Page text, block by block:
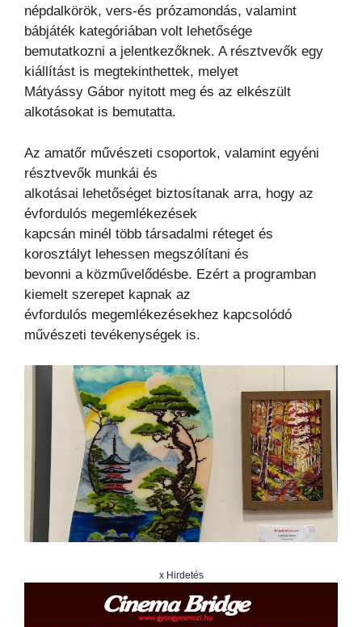
népdalkörök, vers-és prózamondás, valamint
bábjáték kategóriában volt lehetősége
bemutatkozni a jelentkezőknek. A résztvevők egy
kiállítást is megtekinthettek, melyet
Mátyássy Gábor nyitott meg és az elkészült
alkotásokat is bemutatta.
Az amatőr művészeti csoportok, valamint egyéni
résztvevők munkái és
alkotásai lehetőséget biztosítanak arra, hogy az
évfordulós megemlékezések
kapcsán minél több társadalmi réteget és
korosztályt lehessen megszólítani és
bevonni a közművelődésbe. Ezért a programban
kiemelt szerepet kapnak az
évfordulós megemlékezésekhez kapcsolódó
művészeti tevékenységek is.
x Hirdetés